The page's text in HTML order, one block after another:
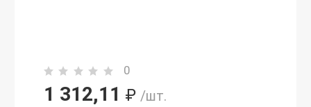
0
1 312,11 ₽ /шт.